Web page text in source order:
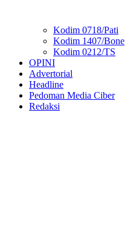
Kodim 0718/Pati
Kodim 1407/Bone
Kodim 0212/TS
OPINI
Advertorial
Headline
Pedoman Media Ciber
Redaksi